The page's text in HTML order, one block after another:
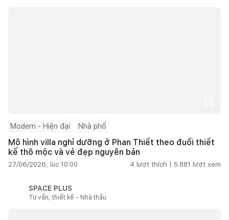
Modern - Hiện đại Nhà phố
Mô hình villa nghỉ dưỡng ở Phan Thiết theo đuổi thiết
kế thô mộc và vẻ đẹp nguyên bản
27/06/2026, lúc 10:00 4 lượt thích | 5.881 lượt xem
SPACE PLUS
Tư vấn, thiết kế - Nhà thầu